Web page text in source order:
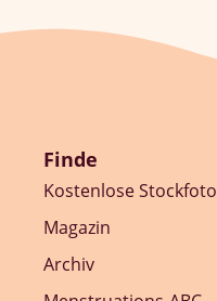
Finde
Kostenlose
Magazin
Archiv